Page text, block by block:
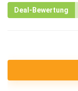
Deal-Bewertung